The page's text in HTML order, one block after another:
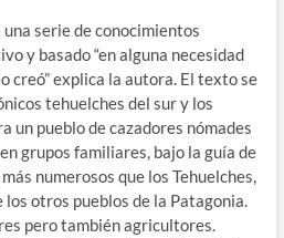
serie de conocimientos
y basado “en alguna necesidad
creó” explica la autora. El texto se
tehuelches del sur y los
un pueblo de cazadores nómades
grupos familiares, bajo la guía de
numerosos que los Tehuelches,
otros pueblos de la Patagonia.
pero también agricultores.